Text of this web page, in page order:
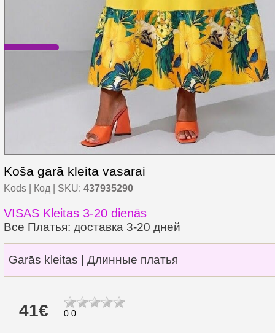
Koša garā kleita vasarai
Kods | Код | SKU: 437935290
VISAS Kleitas 3-20 dienās
Все Платья: доставка 3-20 дней
Garās kleitas | Длинные платья
41€ 0.0